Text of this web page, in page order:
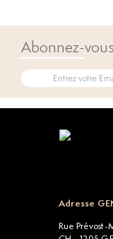
Abonnez-
Adresse
Rue Prévost-